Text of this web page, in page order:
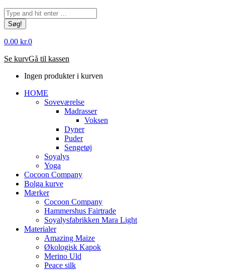
Søg:
0.00 kr.0
Se kurvGå til kassen
Ingen produkter i kurven
HOME
Soveværelse
Madrasser
Voksen
Dyner
Puder
Sengetøj
Soyalys
Yoga
Cocoon Company
Bolga kurve
Mærker
Cocoon Company
Hammershus Fairtrade
Soyalysfabrikken Mara Light
Materialer
Amazing Maize
Økologisk Kapok
Merino Uld
Peace silk